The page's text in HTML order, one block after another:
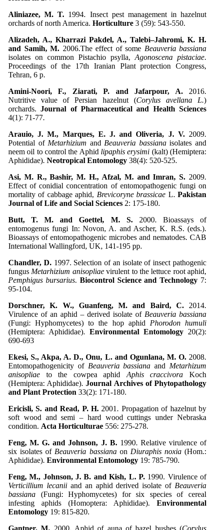
Aliniazee, M. T. 1994. Insect pest management in hazelnut
orchards of north America. Horticulture 3 (59): 543-550.
Alizadeh, A., Kharrazi Pakdel, A., Talebi–Jahromi, K. H.
and Samih, M. 2006.The effect of some Beauveria bassiana
isolates on common Pistachio psylla, Agonoscena pistaciae.
Proceedings of the 17th Iranian Plant protection Congress,
Tehran, 6 p.
Amini-Noori, F., Ziarati, P. and Jafarpour, A.2016.
Nutritive value of Persian hazelnut (Corylus avellana L.)
orchards.Journal of Pharmaceutical and Health Sciences
4(1): 71-77.
Arauio, J. M., Marques, E. J. and Oliveria, J. V.2009.
Potential of Metarhizium and Beauveria bassianaisolates and
neem oil to control the Aphid lipaphis erysimi (kalt) (Hemiptera:
Aphididae). Neotropical Entomology 38(4): 520-525.
Asi, M. R., Bashir, M. H., Afzal, M. and Imran, S. 2009.
Effect of conidial concentration of entomopathogenic fungi on
mortality of cabbage aphid, Brevicoryne brassicae L.Pakistan
Journal of Life and Social Sciences 2: 175-180.
Butt, T. M. and Goettel, M. S.2000. Bioassays of
entomogenus fungi In: Novon, A. and Ascher, K. R.S. (eds.).
Bioassays of entomopathogenic microbes and nematodes. CAB
International Wallingford, UK, 141-195 pp.
Chandler, D.1997. Selection of an isolate of insect pathogenic
fungus Metarhizium anisopliaevirulent to the lettuce root aphid,
Pemphigus bursarius. Biocontrol Science and Technology 7:
95-104.
Dorschner, K. W., Guanfeng, M. and Baird, C.2014.
Virulence of an aphid – derived isolate ofBeauveria bassiana
(Fungi: Hyphomycetes) to the hop aphid Phorodon humuli
(Hemiptera: Aphididae). Environmental Entomology 20(2):
690-693
Ekesi, S., Akpa, A. D., Onu, L. and Ogunlana, M. O.2008.
Entomopathogenicity ofBeauveria bassiana and Metarhizum
anisopliae to the cowpea aphid Aphis craccivoraKoch
(Hemiptera: Aphididae).Journal Archives of Phytopathology
and Plant Protection 33(2): 171-180.
Ericisli, S. and Read, P. H. 2001. Propagation of hazelnut by
soft wood and semi – hard wood cuttings under Nebraska
condition. Acta Horticulturae 556: 275-278.
Feng, M. G. and Johnson, J. B.1990. Relative virulence of
six isolates of Beauveria bassianaon Diuraphis noxia(Hom.:
Aphididae). Environmental Entomology 19: 785-790.
Feng, M., Johnson, J. B. and Kish, L. P.1990. Virulence of
Verticillium lecaniiand an aphid derived isolate of Beauveria
bassiana (Fungi: Hyphomycetes) for six species of cereal
infesting aphids (Homoptera: Aphididae). Environmental
Entomology 19: 815-820.
Gantner, M. 2000. Aphid of auna of hazel bushes (Corylus